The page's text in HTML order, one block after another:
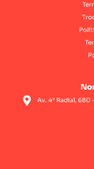
Av. 4ª Radial,